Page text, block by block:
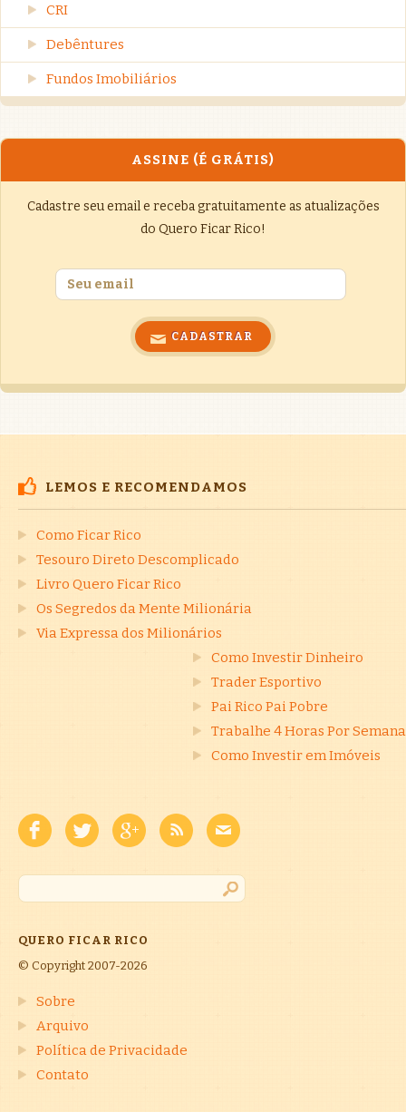
CRI
Debêntures
Fundos Imobiliários
ASSINE (É GRÁTIS)
Cadastre seu email e receba gratuitamente as atualizações
do Quero Ficar Rico!
LEMOS E RECOMENDAMOS
Como Ficar Rico
Tesouro Direto Descomplicado
Livro Quero Ficar Rico
Os Segredos da Mente Milionária
Via Expressa dos Milionários
Como Investir Dinheiro
Trader Esportivo
Pai Rico Pai Pobre
Trabalhe 4 Horas Por Semana
Como Investir em Imóveis
QUERO FICAR RICO
© Copyright 2007-2026
Sobre
Arquivo
Política de Privacidade
Contato